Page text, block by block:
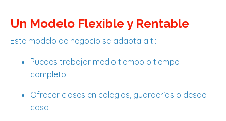
Un Modelo Flexible y Rentable
Este modelo de negocio se adapta a ti:
Puedes trabajar medio tiempo o tiempo
completo
Ofrecer clases en colegios, guarderías o desde
casa